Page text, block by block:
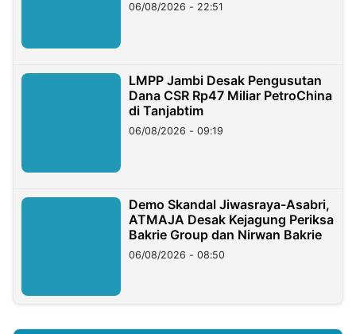
06/08/2026 - 22:51
LMPP Jambi Desak Pengusutan
Dana CSR Rp47 Miliar PetroChina
di Tanjabtim
06/08/2026 - 09:19
Demo Skandal Jiwasraya-Asabri,
ATMAJA Desak Kejagung Periksa
Bakrie Group dan Nirwan Bakrie
06/08/2026 - 08:50